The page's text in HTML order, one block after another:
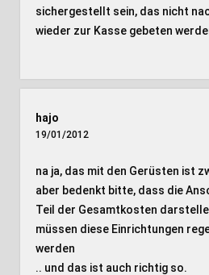
sichergestellt sein, das nicht
wieder zur Kasse gebeten
hajo
19/01/2012
na ja, das mit den Gerüsten ist
aber bedenkt bitte, dass die
Teil der Gesamtkosten
müssen diese Einrichtungen
werden
.. und das ist auch richtig so.